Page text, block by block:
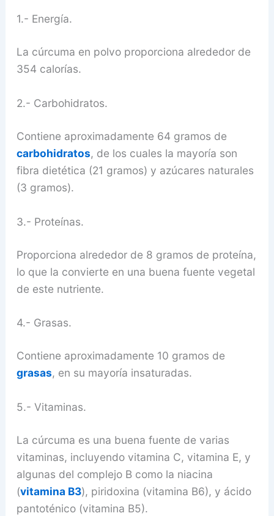
1.- Energía.
La cúrcuma en polvo proporciona alrededor de
354 calorías.
2.- Carbohidratos.
Contiene aproximadamente 64 gramos de
carbohidratos, de los cuales la mayoría son
fibra dietética (21 gramos) y azúcares naturales
(3 gramos).
3.- Proteínas.
Proporciona alrededor de 8 gramos de proteína,
lo que la convierte en una buena fuente vegetal
de este nutriente.
4.- Grasas.
Contiene aproximadamente 10 gramos de
grasas, en su mayoría insaturadas.
5.- Vitaminas.
La cúrcuma es una buena fuente de varias
vitaminas, incluyendo vitamina C, vitamina E, y
algunas del complejo B como la niacina
(vitamina B3), piridoxina (vitamina B6), y ácido
pantoténico (vitamina B5).